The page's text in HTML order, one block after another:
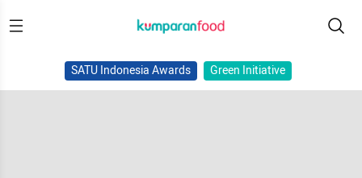
SATU Indonesia Awards Green Initiative